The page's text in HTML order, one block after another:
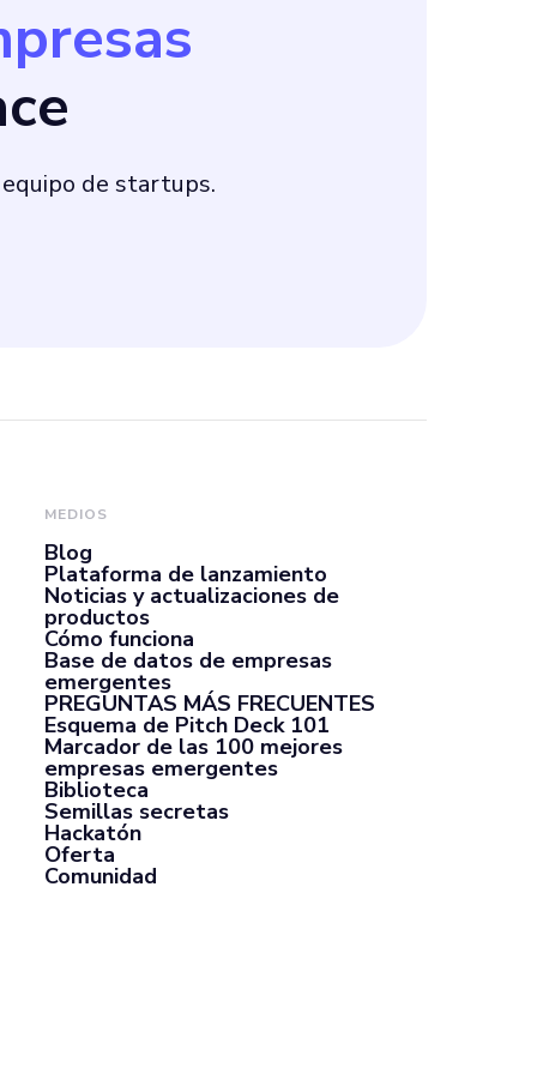
de startups.
MEDIOS
Blog
Plataforma de lanzamiento
Noticias y actualizaciones de
productos
Cómo funciona
Base de datos de empresas
emergentes
PREGUNTAS MÁS FRECUENTES
Esquema de Pitch Deck 101
Marcador de las 100 mejores
empresas emergentes
Biblioteca
Semillas secretas
Hackatón
Oferta
Comunidad